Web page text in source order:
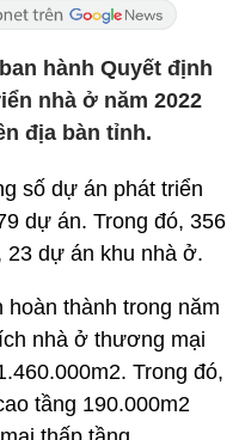
hành Quyết định
nhà ở năm 2022
địa bàn tỉnh.
số dự án phát triển
dự án. Trong đó, 356
23 dự án khu nhà ở.
thành trong năm
nhà ở thương mại
Trong đó,
tầng 190.000m2